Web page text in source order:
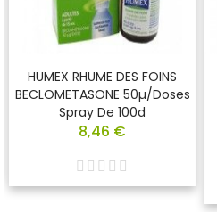
HUMEX RHUME DES FOINS
BECLOMETASONE 50µ/doses
Spray De 100d
8,46 €